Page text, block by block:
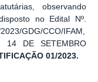
observando
no Edital Nº.
GDG/CCO/IFAM,
14 DE SETEMBRO
01/2023.